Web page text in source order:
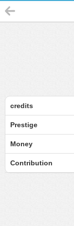
credits
Prestige
Money
Contribution